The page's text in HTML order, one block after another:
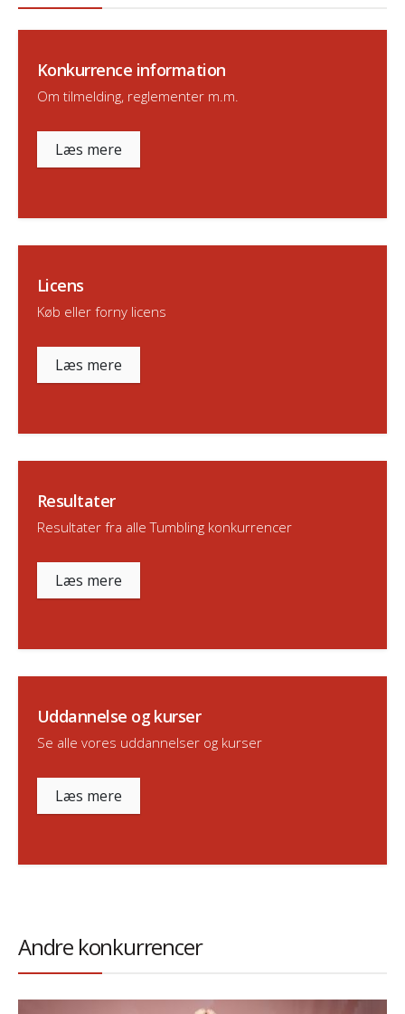
Konkurrence information
Om tilmelding, reglementer m.m.
Læs mere
Licens
Køb eller forny licens
Læs mere
Resultater
Resultater fra alle Tumbling konkurrencer
Læs mere
Uddannelse og kurser
Se alle vores uddannelser og kurser
Læs mere
Andre konkurrencer